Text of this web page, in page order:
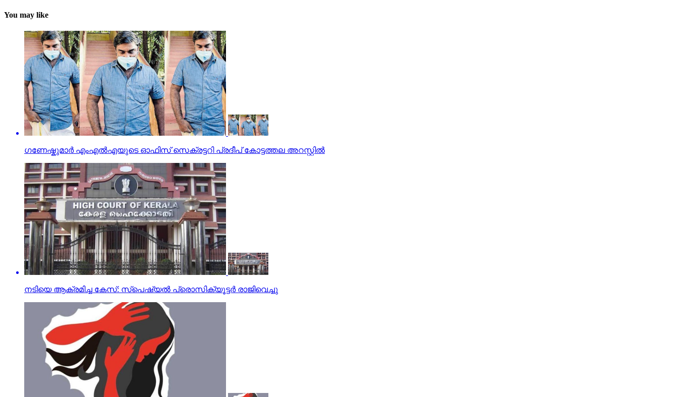
You may like
ഗണേഷ്കുമാർ എംഎൽഎയുടെ ഓഫിസ് സെക്രട്ടറി പ്രദീപ് കോട്ടത്തല അറസ്റ്റിൽ
നടിയെ ആക്രമിച്ച കേസ്: സ്‌പെഷ്യല്‍ പ്രൊസിക്യൂട്ടര്‍ രാജിവെച്ചു